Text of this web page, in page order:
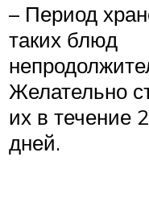
– Период
таких блюд
Желательно
их в течение
дней.